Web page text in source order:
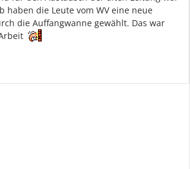
haben die Leute vom WV eine neue
die Auffangwanne gewählt. Das war